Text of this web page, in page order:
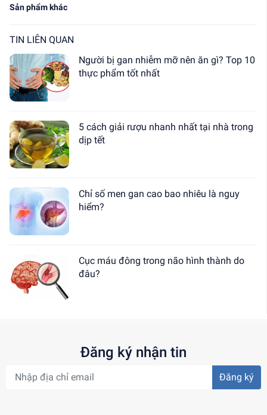
Sản phẩm khác
TIN LIÊN QUAN
Người bị gan nhiễm mỡ nên ăn gì? Top 10
thực phẩm tốt nhất
5 cách giải rượu nhanh nhất tại nhà trong
dịp tết
Chỉ số men gan cao bao nhiêu là nguy
hiểm?
Cục máu đông trong não hình thành do
đâu?
Đăng ký nhận tin
Đăng ký